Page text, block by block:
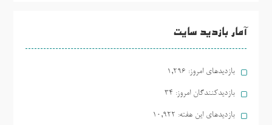
آمار بازدید سایت
بازدیدهای امروز: 1,296
بازدیدکنندگان امروز: 34
بازدیدهای این هفته: 10,922